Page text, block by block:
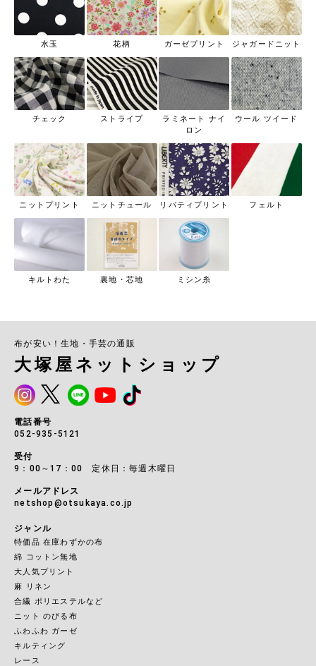
水玉 花柄 ガーゼプリント ジャガードニット
チェック ストライプ
ラミネート ナイ
ロン
ウール ツイード
ニットプリント ニットチュール リバティプリント フェルト
キルトわた 裏地・芯地 ミシン糸
布が安い！生地・手芸の通販
大塚屋ネットショップ
電話番号
052-935-5121
受付
9：00～17：00 定休日：毎週木曜日
メールアドレス
netshop@otsukaya.co.jp
ジャンル
特価品 在庫わずかの布
綿 コットン無地
大人気プリント
麻 リネン
合繊 ポリエステルなど
ニット のびる布
ふわふわ ガーゼ
キルティング
レース